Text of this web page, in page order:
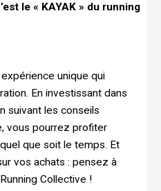
le « KAYAK » du running
unique qui
En investissant dans
suivant les conseils
vous pourrez profiter
que soit le temps. Et
vos achats : pensez à
Collective !